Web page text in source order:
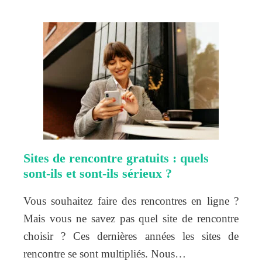
Sites de rencontre gratuits : quels
sont-ils et sont-ils sérieux ?
Vous souhaitez faire des rencontres en ligne ?
Mais vous ne savez pas quel site de rencontre
choisir ? Ces dernières années les sites de
rencontre se sont multipliés. Nous…